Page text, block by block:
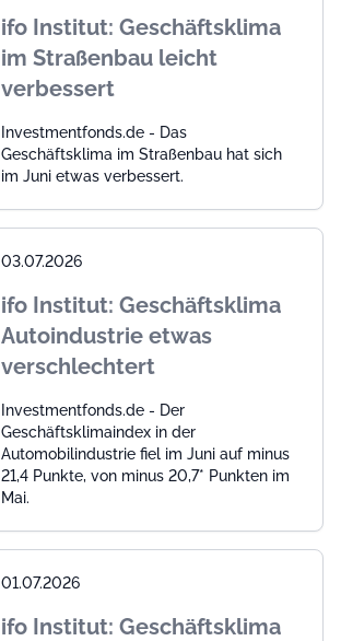
ifo Institut: Geschäftsklima
im Straßenbau leicht
verbessert
Investmentfonds.de - Das
Geschäftsklima im Straßenbau hat sich
im Juni etwas verbessert.
03.07.2026
ifo Institut: Geschäftsklima
Autoindustrie etwas
verschlechtert
Investmentfonds.de - Der
Geschäftsklimaindex in der
Automobilindustrie fiel im Juni auf minus
21,4 Punkte, von minus 20,7* Punkten im
Mai.
01.07.2026
ifo Institut: Geschäftsklima